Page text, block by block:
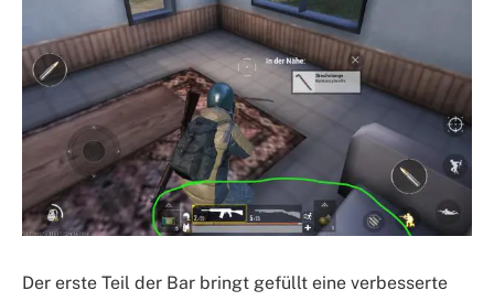
Der erste Teil der Bar bringt gefüllt eine verbesserte